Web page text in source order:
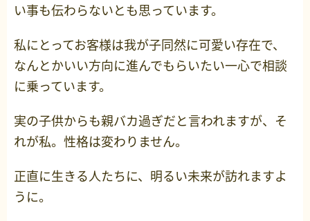
い事も伝わらないとも思っています。
私にとってお客様は我が子同然に可愛い存在で、
なんとかいい方向に進んでもらいたい一心で相談
に乗っています。
実の子供からも親バカ過ぎだと言われますが、そ
れが私。性格は変わりません。
正直に生きる人たちに、明るい未来が訪れますよ
うに。